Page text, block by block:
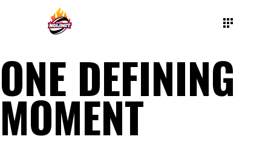
ONE DEFINING
MOMENT